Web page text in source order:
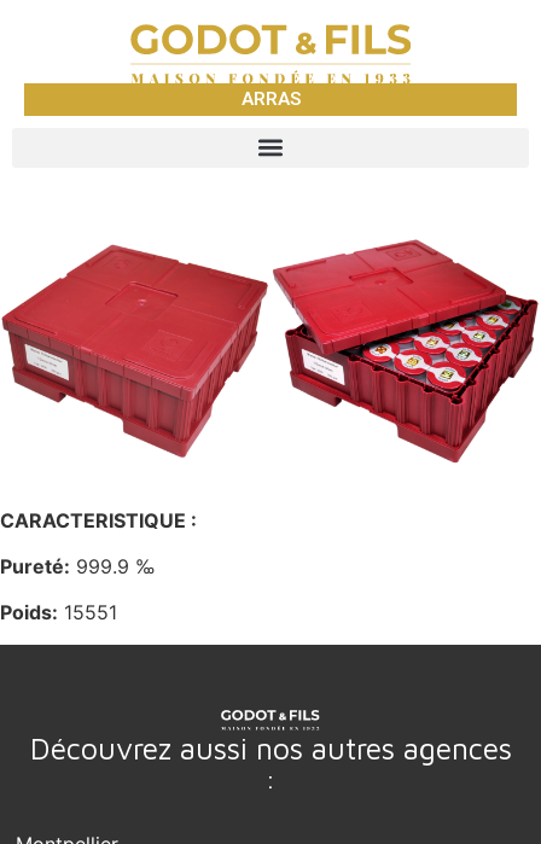
ARRAS
CARACTERISTIQUE :
Pureté: 999.9 ‰
Poids: 15551
Découvrez aussi nos autres agences
: